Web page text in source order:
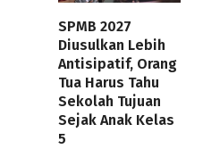
SPMB 2027
Diusulkan Lebih
Antisipatif, Orang
Tua Harus Tahu
Sekolah Tujuan
Sejak Anak Kelas
5